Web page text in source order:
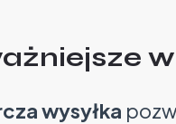
wysyłka